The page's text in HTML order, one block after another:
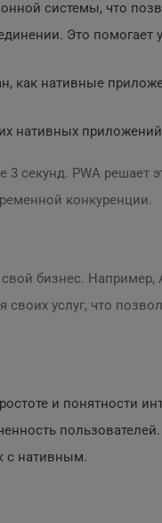
системы, что
Это
как нативные
нативных
3 секунд. PWA
конкуренции.
бизнес. Например,
услуг, что
и понятности
пользователей.
с нативным.